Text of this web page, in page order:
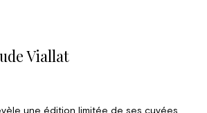
Viallat
une édition limitée de ses cuvées